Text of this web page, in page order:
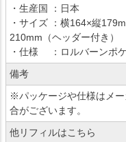
・生産国 ：日本
・サイズ ：横164×縦
210mm（ヘッダー付き）
・仕様 ：ロルバーンポ
備考
※パッケージや仕様はメ
合がございます。
他リフィルはこちら